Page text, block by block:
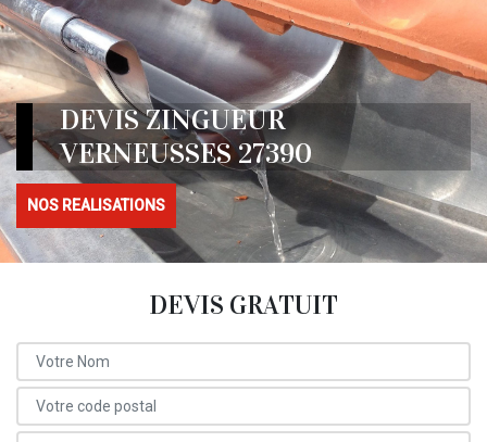
DEVIS ZINGUEUR
VERNEUSSES 27390
NOS REALISATIONS
DEVIS GRATUIT